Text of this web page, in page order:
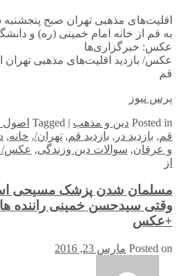
اقلیت‌های مذهبی تهران صبح
به قم از خانه امام خمینی (ره) و
عکس: خبرگزاری‌ها
عکس/ بازدید اقلیت‌های مذهبی تهران
قم
پرس نیوز
Posted in دین و مذهب |
Tagged اصول
قم, بازدید در , بازدید قم, تهران/, خانه,
و عرفان, سوالات دین وزندگی, عکس/
از
مسلمان شدن پزشک مسیحی
وقتی سیدحسن خمینی راننده
+عکس
Posted on مارس 23, 2016